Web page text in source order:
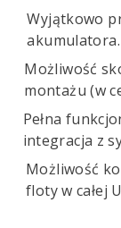
Wyjątkowo
akumulatora.
Możliwość
montażu (w
Pełna
integracja z
Możliwość
floty w całej